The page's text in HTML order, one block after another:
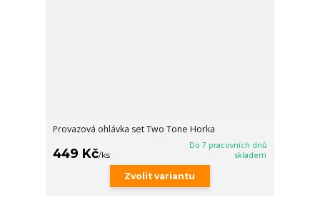
Provazová ohlávka set Two Tone Horka
449 Kč/ks
Do 7 pracovních dnů
skladem
Zvolit variantu